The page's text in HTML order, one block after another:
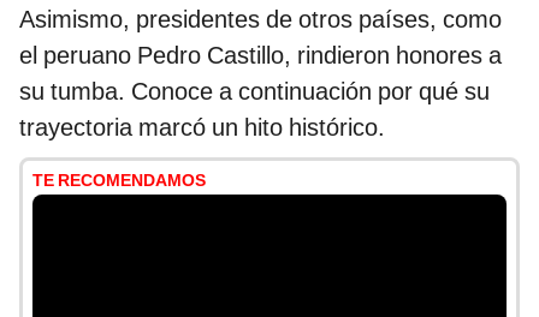
Asimismo, presidentes de otros países, como
el peruano Pedro Castillo, rindieron honores a
su tumba. Conoce a continuación por qué su
trayectoria marcó un hito histórico.
TE RECOMENDAMOS